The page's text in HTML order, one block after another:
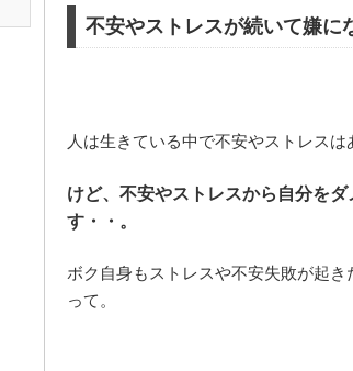
不安やストレスが続いて嫌に
人は生きている中で不安やストレスは
けど、不安やストレスから自分を
す・・。
ボク自身もストレスや不安失敗が起
って。